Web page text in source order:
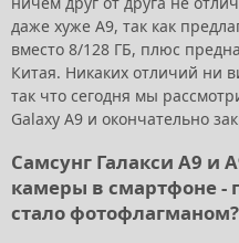
даже хуже A9, так как
вместо 8/128 ГБ, плюс
Китая. Никаких отличий ни
так что сегодня мы
Galaxy A9 и окончательно
Самсунг Галакси А9 и
камеры в смартфоне -
стало фотофлагманом?